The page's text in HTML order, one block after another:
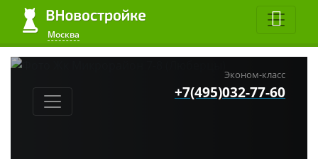
Москва
Эконом-класс
+7(495)032-77-60